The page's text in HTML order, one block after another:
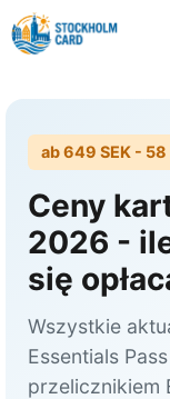
Przejdź
do
ab649 SEK - 58
Ceny
2026 -
się
Wszystkie
Essentials
przelicznikiem